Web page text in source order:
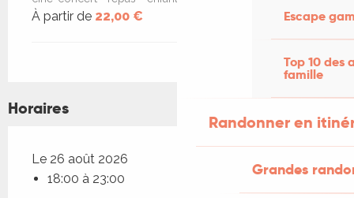
Escape
Top 10 des
famille
Randonner en
Grandes
À partir de 22,00 €
Horaires
Le 26 août 2026
18:00 à 23:00